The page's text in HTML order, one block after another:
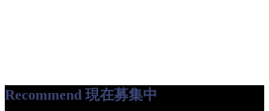
Recommend 現在募集中